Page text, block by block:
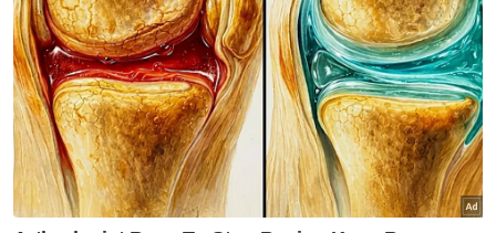
Artikel Berkaitan:
Kanak-kanak autisme hilang ditemui meninggal
dunia
Ayam, babi sejuk beku RM2.2 juta dirampas
Dua beradik maut, tak sempat pergi kenduri
“Anak-anak memanjat masuk ke dalamnya
untuk bermain. Penutupnya terjatuh dan